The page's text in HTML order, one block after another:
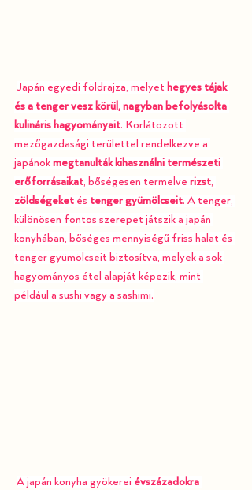
Japán egyedi földrajza, melyet hegyes tájak
és a tenger vesz körül, nagyban befolyásolta
kulináris hagyományait. Korlátozott
mezőgazdasági területtel rendelkezve a
japánok megtanulták kihasználni természeti
erőforrásaikat, bőségesen termelve rizst,
zöldségeket és tenger gyümölcseit. A tenger,
különösen fontos szerepet játszik a japán
konyhában, bőséges mennyiségű friss halat és
tenger gyümölcseit biztosítva, melyek a sok
hagyományos étel alapját képezik, mint
például a sushi vagy a sashimi.
A japán konyha gyökerei évszázadokra